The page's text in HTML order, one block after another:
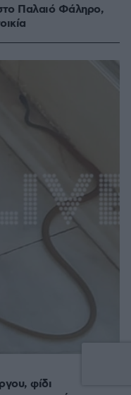
Παλαιό Φάληρο,
φίδι